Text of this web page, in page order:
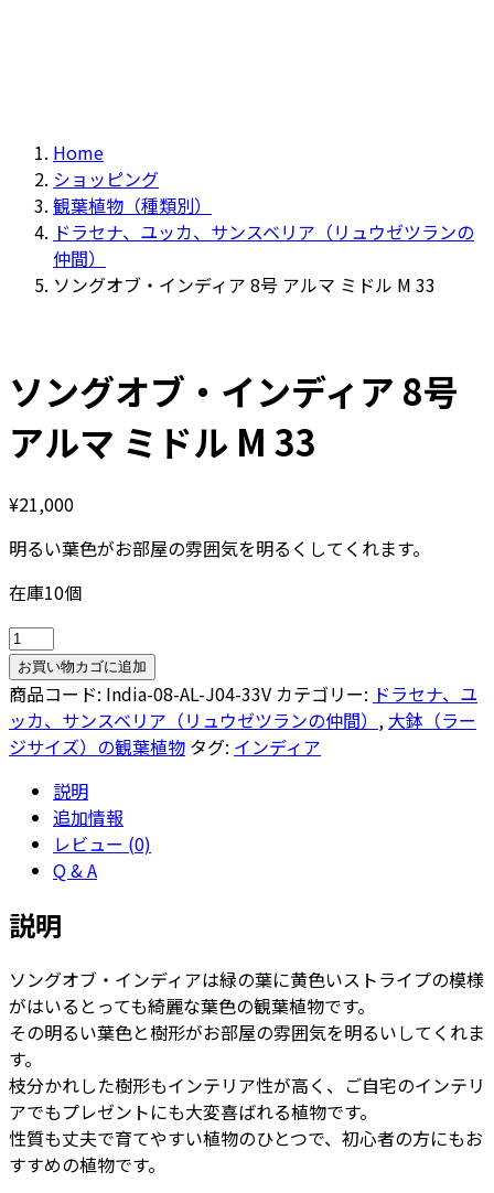
Home
ショッピング
観葉植物（種類別）
ドラセナ、ユッカ、サンスベリア（リュウゼツランの
仲間）
ソングオブ・インディア 8号 アルマ ミドル M 33
ソングオブ・インディア 8号
アルマ ミドル M 33
¥21,000
明るい葉色がお部屋の雰囲気を明るくしてくれます。
在庫10個
ソ
ン
グ
オ
ブ・
号
ル
マ
ミ
ド
ル
M
33
個
お買い物カゴに追加
商品コード: India-08-AL-J04-33V カテゴリー: ドラセナ、ユ
ッカ、サンスベリア（リュウゼツランの仲間） , 大鉢（ラー
ジサイズ）の観葉植物 タグ: インディア
説明
追加情報
レビュー (0)
Q & A
説明
ソングオブ・インディアは緑の葉に黄色いストライプの模様
がはいるとっても綺麗な葉色の観葉植物です。
その明るい葉色と樹形がお部屋の雰囲気を明るいしてくれま
す。
枝分かれした樹形もインテリア性が高く、ご自宅のインテリ
アでもプレゼントにも大変喜ばれる植物です。
性質も丈夫で育てやすい植物のひとつで、初心者の方にもお
すすめの植物です。